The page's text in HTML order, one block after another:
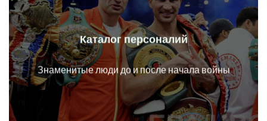
Каталог персоналий
Знаменитые люди до и после начала войны
Личности до и после начала войны
Перейти